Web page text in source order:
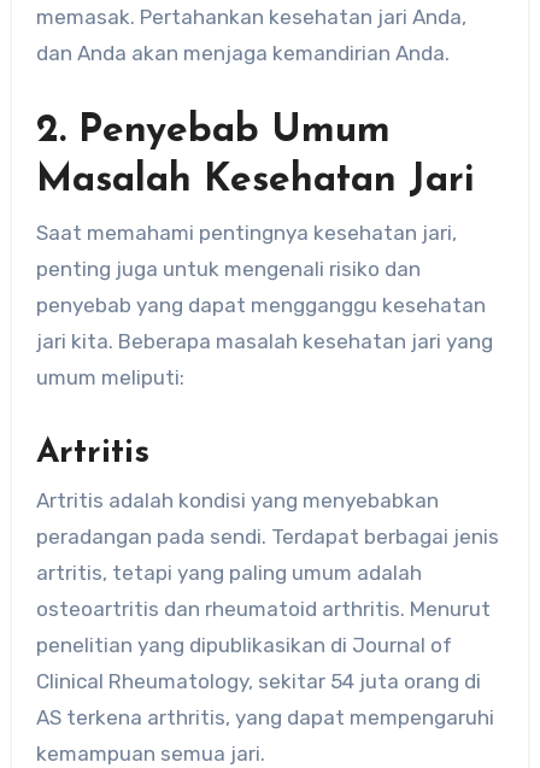
memasak. Pertahankan kesehatan jari Anda,
dan Anda akan menjaga kemandirian Anda.
2. Penyebab Umum
Masalah Kesehatan Jari
Saat memahami pentingnya kesehatan jari,
penting juga untuk mengenali risiko dan
penyebab yang dapat mengganggu kesehatan
jari kita. Beberapa masalah kesehatan jari yang
umum meliputi:
Artritis
Artritis adalah kondisi yang menyebabkan
peradangan pada sendi. Terdapat berbagai jenis
artritis, tetapi yang paling umum adalah
osteoartritis dan rheumatoid arthritis. Menurut
penelitian yang dipublikasikan di Journal of
Clinical Rheumatology, sekitar 54 juta orang di
AS terkena arthritis, yang dapat mempengaruhi
kemampuan semua jari.